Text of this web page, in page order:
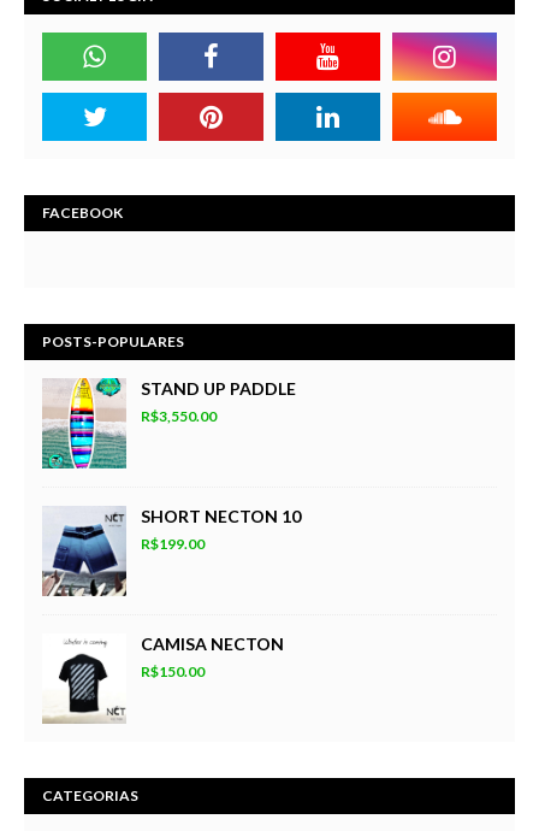
FACEBOOK
POSTS-POPULARES
STAND UP PADDLE
R$3,550.00
SHORT NECTON 10
R$199.00
CAMISA NECTON
R$150.00
CATEGORIAS